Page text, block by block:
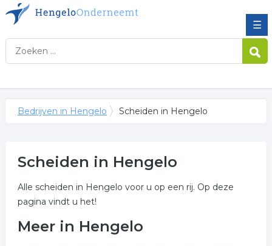
☰
Bedrijven in Hengelo Scheiden in Hengelo
Scheiden in Hengelo
Alle scheiden in Hengelo voor u op een rij. Op deze
pagina vindt u het!
Meer in Hengelo